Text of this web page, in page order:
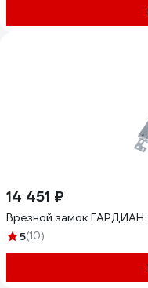
14 451 ₽
Врезной замок ГАРДИАН
5(10)